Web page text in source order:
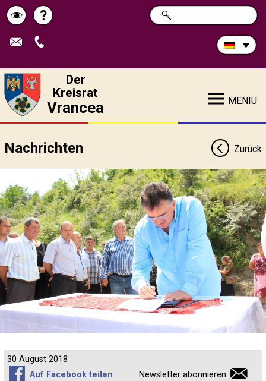
Schimbă
contrastul
Pagina
de
?
Durchsuchen
Sie
SUCHE
Der
Kreisrat
Vrancea MENIU
Nachrichten Zurück
30 August 2018
Auf Facebook teilen
Newsletter abonnieren